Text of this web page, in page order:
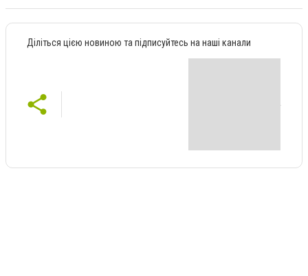
Діліться цією новиною та підписуйтесь на наші канали